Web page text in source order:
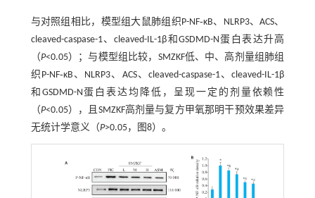
与对照组相比，模型组大鼠肺组织P-NF‑κB、NLRP3、ACS、
cleaved-caspase-1、cleaved-IL-1β和GSDMD-N蛋白表达升高
（P<0.05）；与模型组比较，SMZKF低、中、高剂量组肺组
织P-NF‑κB、NLRP3、ACS、cleaved-caspase-1、cleaved-IL-1β
和GSDMD-N蛋白表达均降低，呈现一定的剂量依赖性
（P<0.05），且SMZKF高剂量与复方甲氧那明干预效果差异
无统计学意义（P>0.05，图8）。